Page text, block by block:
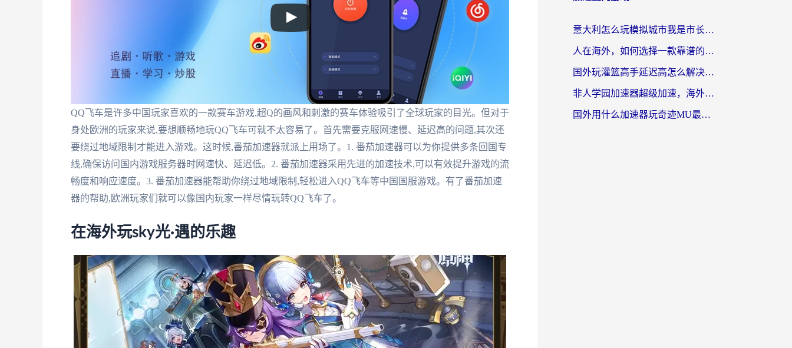
QQ飞车是许多中国玩家喜欢的一款赛车游戏,超Q的画风和刺激的赛车体验吸引了全球玩家的目光。但对于
身处欧洲的玩家来说,要想顺畅地玩QQ飞车可就不太容易了。首先需要克服网速慢、延迟高的问题,其次还
要绕过地域限制才能进入游戏。这时候,番茄加速器就派上用场了。1. 番茄加速器可以为你提供多条回国专
线,确保访问国内游戏服务器时网速快、延迟低。2. 番茄加速器采用先进的加速技术,可以有效提升游戏的流
畅度和响应速度。3. 番茄加速器能帮助你绕过地域限制,轻松进入QQ飞车等中国国服游戏。有了番茄加速
器的帮助,欧洲玩家们就可以像国内玩家一样尽情玩转QQ飞车了。
在海外玩sky光·遇的乐趣
意大利怎么玩模拟城市我是市长？海外党国服游戏加速终极攻略（附三国3量子特攻解决办法）
人在海外，如何选择一款靠谱的玩剑灵2加速器？
国外玩灌篮高手延迟高怎么解决？海外玩家国服游戏加速终极指南
非人学园加速器超级加速，海外玩家重返国服的通行证
国外用什么加速器玩奇迹MU最好？2026海外玩家国服游戏加速全攻略